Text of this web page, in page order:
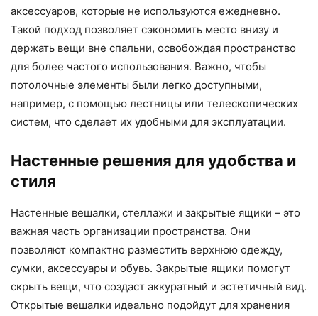
аксессуаров, которые не используются ежедневно.
Такой подход позволяет сэкономить место внизу и
держать вещи вне спальни, освобождая пространство
для более частого использования. Важно, чтобы
потолочные элементы были легко доступными,
например, с помощью лестницы или телескопических
систем, что сделает их удобными для эксплуатации.
Настенные решения для удобства и
стиля
Настенные вешалки, стеллажи и закрытые ящики – это
важная часть организации пространства. Они
позволяют компактно разместить верхнюю одежду,
сумки, аксессуары и обувь. Закрытые ящики помогут
скрыть вещи, что создаст аккуратный и эстетичный вид.
Открытые вешалки идеально подойдут для хранения